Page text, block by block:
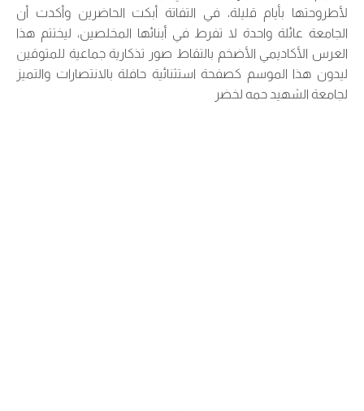
لأطروحتها بأيام قليلة، في التفاتة أبكت الحاضرين وأكدت أن
الجامعة عائلة واحدة لا تفرط في أبنائها المخلصين، ليختتم هذا
العرس الأكاديمي الأضخم بالتقاط صور تذكارية جماعية للمتوقين
ليدون هذا الموسم كصفحة استثنائية حافلة بالانتصارات والتميز
لجامعة الشهيد حمه لخضر